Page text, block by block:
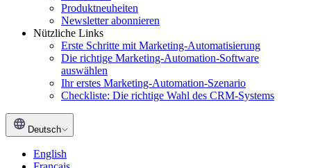
Möchten Sie unsere
Cookies?
Sie sind nett und es gibt nicht
viele von ihnen!
Wir haben gewartet, bis wir sicher waren, dass Sie sich für die Inhalte
würden Sie gerne bei Ihrem Besuch begleiten… Ist das für Sie in
Produktneuheiten
Newsletter abonnieren
Nützliche Links
Erste Schritte mit Marketing-Automatisierung
Die richtige Marketing-Automation-Software
auswählen
Ihr erstes Marketing-Automation-Szenario
Checkliste: Die richtige Wahl des CRM-Systems
Deutsch
English